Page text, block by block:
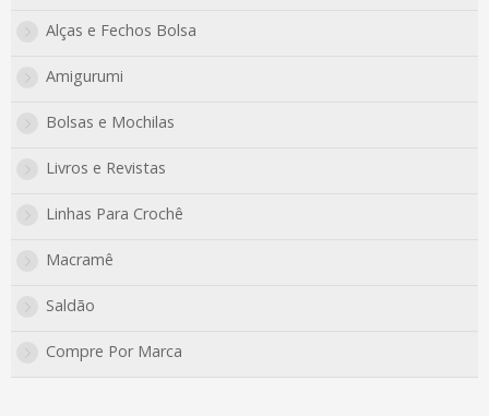
envio rápido para todo Brasil!
Alças e Fechos Bolsa
Amigurumi
Bolsas e Mochilas
Livros e Revistas
Linhas Para Crochê
Macramê
Saldão
Compre Por Marca